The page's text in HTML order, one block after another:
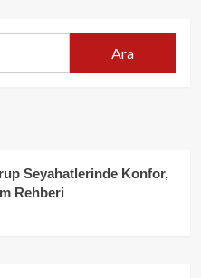
Seyahatlerinde Konfor,
Rehberi